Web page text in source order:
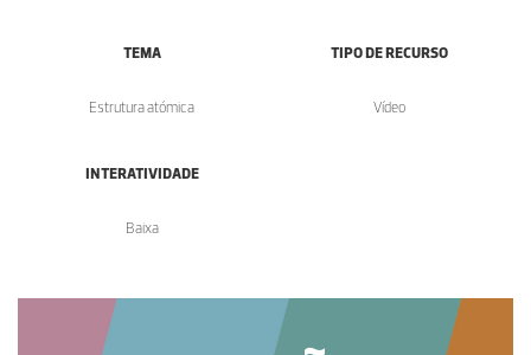
TEMA
Estrutura atómica
TIPO DE RECURSO
Vídeo
INTERATIVIDADE
Baixa